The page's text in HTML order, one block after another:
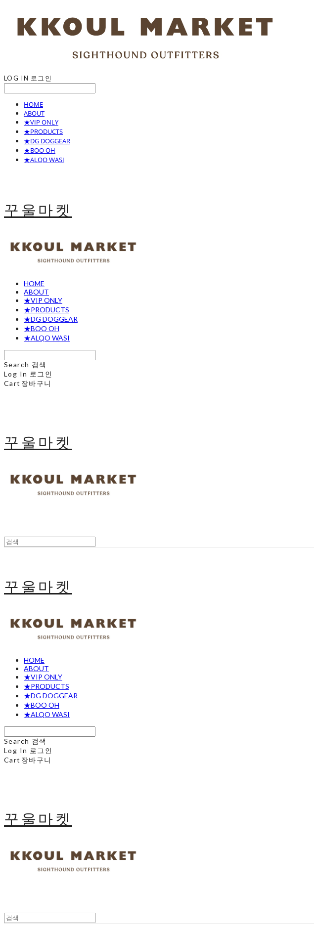
LOG IN 로그인
HOME
ABOUT
★VIP ONLY
★PRODUCTS
★DG DOGGEAR
★BOO OH
★ALQO WASI
꾸울마켓
HOME
ABOUT
★VIP ONLY
★PRODUCTS
★DG DOGGEAR
★BOO OH
★ALQO WASI
Search 검색
Log In 로그인
Cart 장바구니
꾸울마켓
꾸울마켓
HOME
ABOUT
★VIP ONLY
★PRODUCTS
★DG DOGGEAR
★BOO OH
★ALQO WASI
Search 검색
Log In 로그인
Cart 장바구니
꾸울마켓